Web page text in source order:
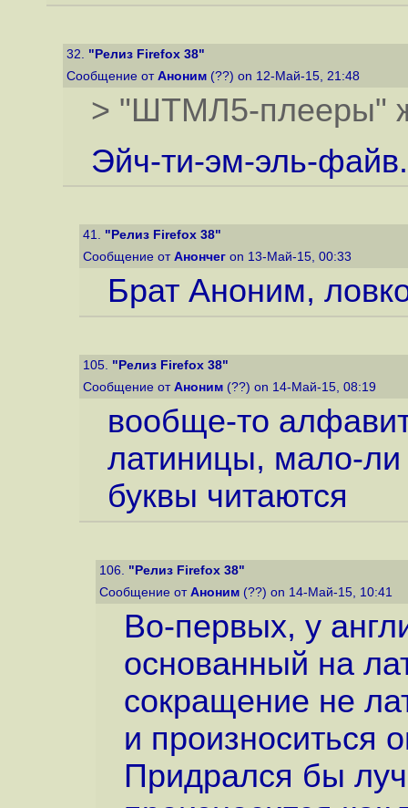
32. "Релиз Firefox 38"
Сообщение от Аноним (??) on 12-Май-15, 21:48
> "ШТМЛ5-плееры"
Эйч-ти-эм-эль-
41. "Релиз Firefox 38"
Сообщение от Анончег on 13-Май-15, 00:33
Брат Аноним,
105. "Релиз Firefox 38"
Сообщение от Аноним (??) on 14-Май-15, 08:19
вообще-то
латиницы, мало-
буквы читаются
106. "Релиз Firefox 38"
Сообщение от Аноним (??) on 14-Май-15, 10:41
Во-первых, у
основанный на
сокращение не
и произноситься
Придрался бы